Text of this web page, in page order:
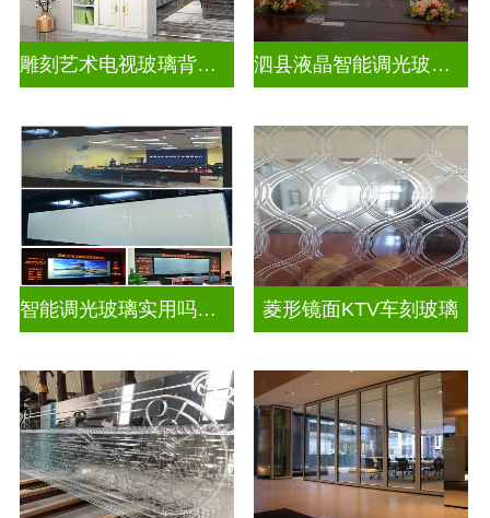
雕刻艺术电视玻璃背景墙 泗县液晶智能调光玻璃定做电话
智能调光玻璃实用吗视频 菱形镜面KTV车刻玻璃